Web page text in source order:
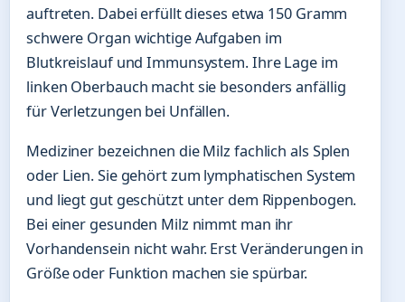
auftreten. Dabei erfüllt dieses etwa 150 Gramm
schwere Organ wichtige Aufgaben im
Blutkreislauf und Immunsystem. Ihre Lage im
linken Oberbauch macht sie besonders anfällig
für Verletzungen bei Unfällen.
Mediziner bezeichnen die Milz fachlich als Splen
oder Lien. Sie gehört zum lymphatischen System
und liegt gut geschützt unter dem Rippenbogen.
Bei einer gesunden Milz nimmt man ihr
Vorhandensein nicht wahr. Erst Veränderungen in
Größe oder Funktion machen sie spürbar.